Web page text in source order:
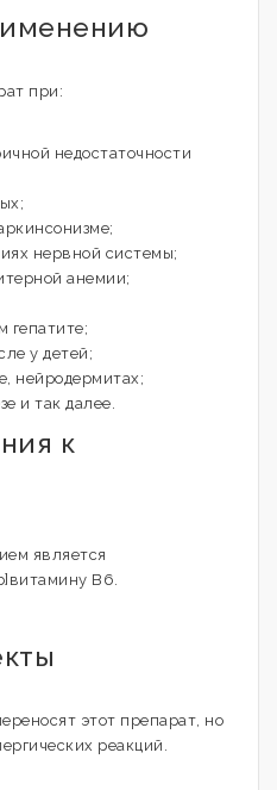
при:
недостаточности
нервной системы;
анемии;
гепатите;
у детей;
нейродермитах;
и так далее.
к
является
В6.
этот препарат, но
реакций.